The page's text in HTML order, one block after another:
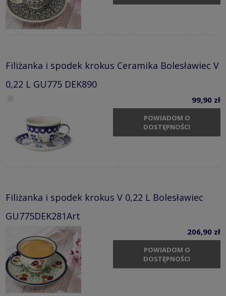
Filiżanka i spodek krokus Ceramika Bolesławiec V
0,22 L GU775 DEK890
99,90 zł
POWIADOM O
DOSTĘPNOŚCI
Filiżanka i spodek krokus V 0,22 L Bolesławiec
GU775DEK281Art
206,90 zł
POWIADOM O
DOSTĘPNOŚCI